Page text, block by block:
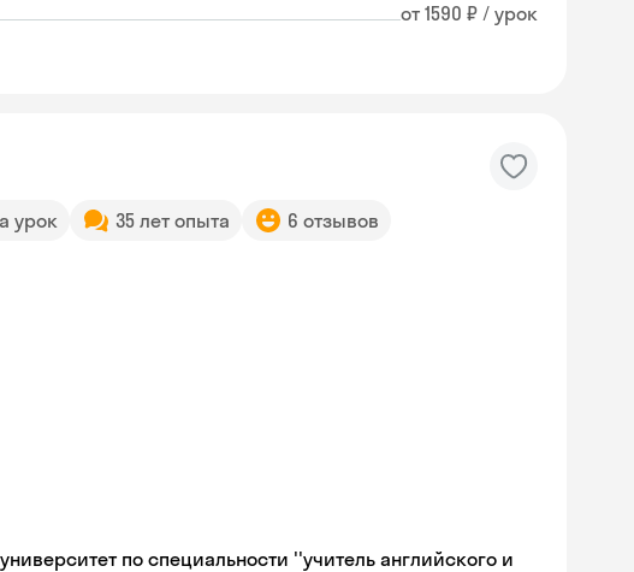
от 1590 ₽ / урок
урок 35 лет опыта 6 отзывов
по специальности ''учитель английского и